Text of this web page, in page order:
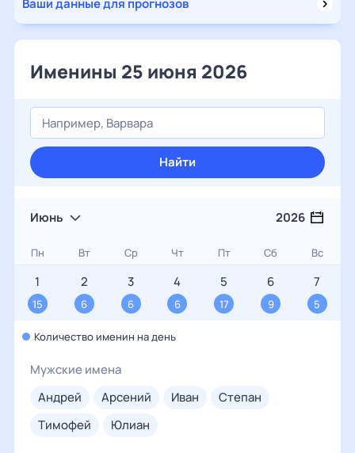
Ваши данные для прогнозов
Именины 25 июня 2026
Найти
Июнь 2026
Пн Вт Ср Чт Пт Сб Вс
1
15
2
6
3
6
4
6
5
17
6
9
7
5
Количество именин на день
Мужские имена
андрей
арсений иван
степан
тимофей
юлиан